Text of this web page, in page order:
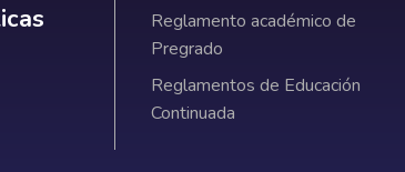
institucionales
Reglamento académico de
Pregrado
Reglamentos de Educación
Continuada